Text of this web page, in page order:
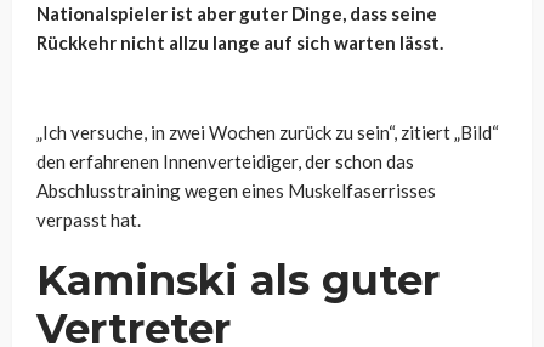
Nationalspieler ist aber guter Dinge, dass seine
Rückkehr nicht allzu lange auf sich warten lässt.
„Ich versuche, in zwei Wochen zurück zu sein“, zitiert „Bild“
den erfahrenen Innenverteidiger, der schon das
Abschlusstraining wegen eines Muskelfaserrisses
verpasst hat.
Kaminski als guter
Vertreter